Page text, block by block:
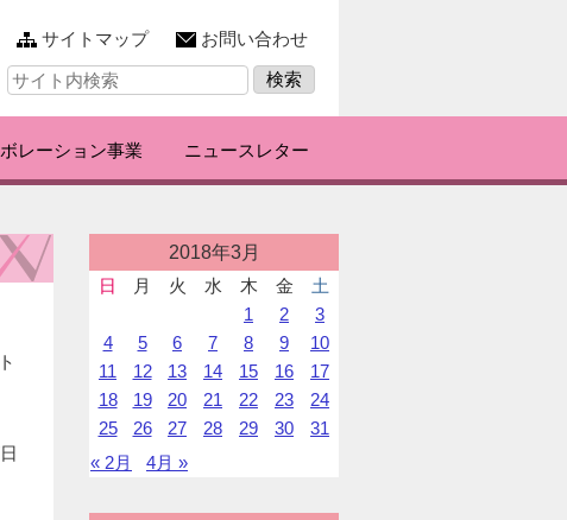
サイトマップ
お問い合わせ
サ
イ
検
索:
レーション事業 ニュースレター
稿
カ
ン
ダ
2018年3月
日
月 火 水 木 金
土
1
2
3
4
5 6 7 8 9
10
11
12 13 14 15 16
17
18
19 20 21 22 23
24
25
26 27 28 29 30
31
« 2月
4月 »